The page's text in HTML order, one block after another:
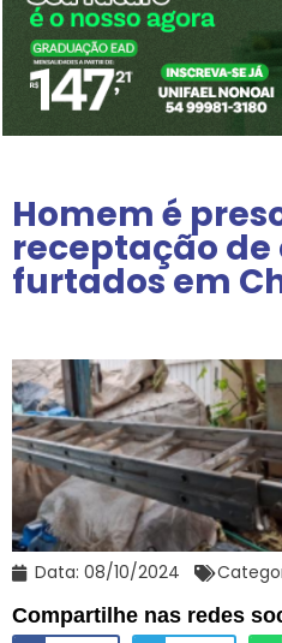
Homem é
receptação de
furtados em
Data: 08/10/2024
Compartilhe nas redes